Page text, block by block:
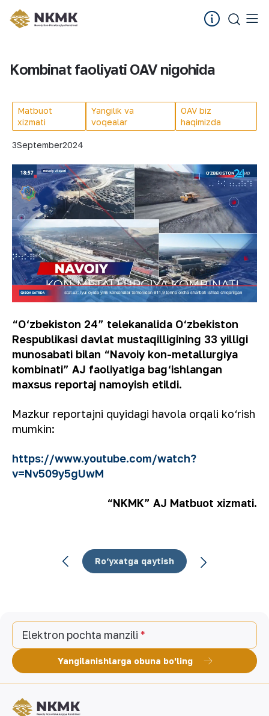
Kombinat faoliyati OAV nigohida
Matbuot
xizmati
Yangilik va
voqealar
OAV biz
haqimizda
3September2024
“O‘zbekiston 24” telekanalida O‘zbekiston
Respublikasi davlat mustaqilligining 33 yilligi
munosabati bilan “Navoiy kon-metallurgiya
kombinati” AJ faoliyatiga bag‘ishlangan
maxsus reportaj namoyish etildi.
Mazkur reportajni quyidagi havola orqali ko‘rish
mumkin:
https://www.youtube.com/watch?
v=Nv509y5gUwM
“NKMK” AJ Matbuot xizmati.
Ro‘yxatga qaytish
Elektron pochta manzili
Yangilanishlarga obuna bo'ling